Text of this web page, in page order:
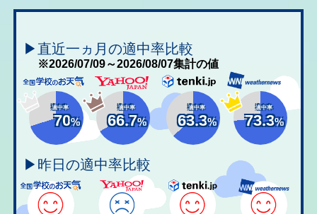
▶直近一ヵ月の適中率比較
※2026/07/09～2026/08/07集計の値
適中率
70%
適中率
66.7%
適中率
63.3%
適中率
73.3%
▶昨日の適中率比較